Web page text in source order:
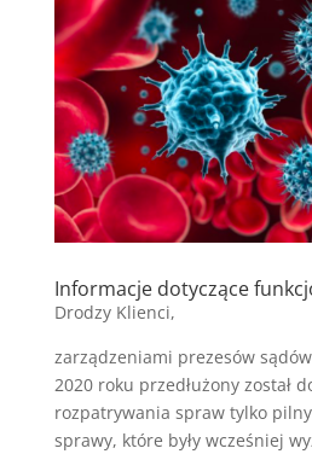
Informacje dotyczące
Drodzy Klienci,
zarządzeniami prezesów
2020 roku przedłużony został
rozpatrywania spraw tylko
sprawy, które były wcześniej